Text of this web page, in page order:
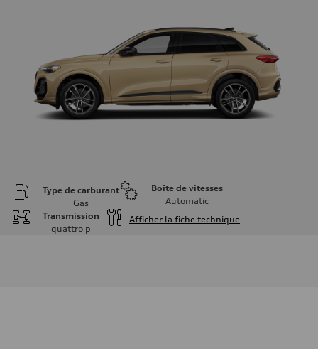
Type de carburant
Gas
Boîte de vitesses
Automatic
Transmission
quattro p
Afficher la fiche technique